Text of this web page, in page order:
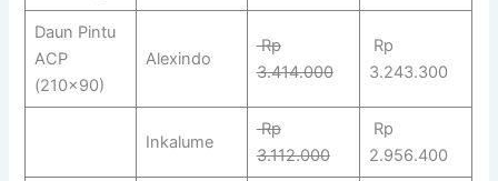
Daun Pintu
ACP
(210×90)
Alexindo
Rp
3.414.000
Rp
3.243.300
Inkalume
Rp
3.112.000
Rp
2.956.400